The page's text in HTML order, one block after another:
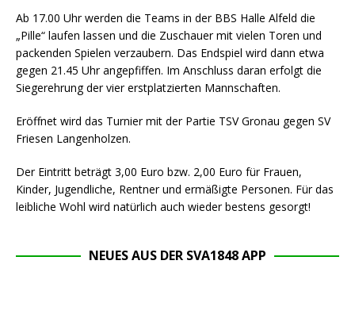
Ab 17.00 Uhr werden die Teams in der BBS Halle Alfeld die
„Pille“ laufen lassen und die Zuschauer mit vielen Toren und
packenden Spielen verzaubern. Das Endspiel wird dann etwa
gegen 21.45 Uhr angepfiffen. Im Anschluss daran erfolgt die
Siegerehrung der vier erstplatzierten Mannschaften.
Eröffnet wird das Turnier mit der Partie TSV Gronau gegen SV
Friesen Langenholzen.
Der Eintritt beträgt 3,00 Euro bzw. 2,00 Euro für Frauen,
Kinder, Jugendliche, Rentner und ermäßigte Personen. Für das
leibliche Wohl wird natürlich auch wieder bestens gesorgt!
NEUES AUS DER SVA1848 APP